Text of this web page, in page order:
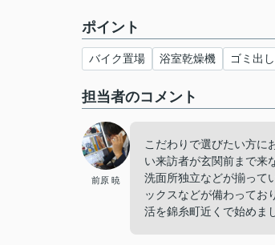
ポイント
バイク置場 浴室乾燥機 ゴミ出
担当者のコメント
前原 暁
こだわりで選びたい方に
い来訪者が玄関前まで来
洗面所独立などが揃って
ックスなどが備わってお
活を錦糸町近くで始めま